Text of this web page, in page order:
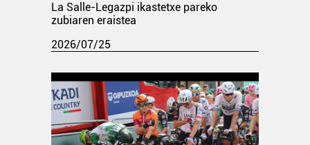
La Salle-Legazpi ikastetxe pareko
zubiaren eraistea
2026/07/25